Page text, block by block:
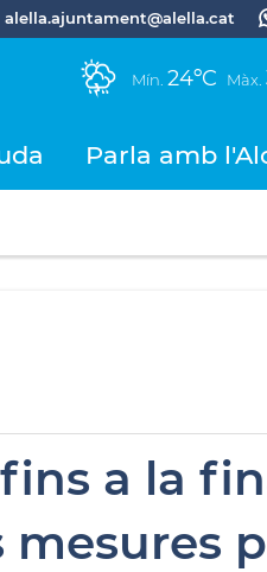
alella.ajuntament@alella.cat
Mín. 24ºC Màx.
Parla amb
a la